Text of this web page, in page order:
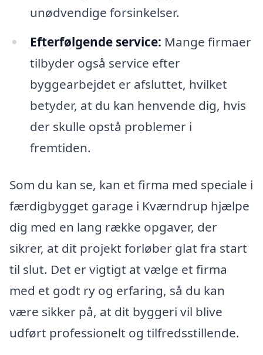
unødvendige forsinkelser.
Efterfølgende service: Mange firmaer
tilbyder også service efter
byggearbejdet er afsluttet, hvilket
betyder, at du kan henvende dig, hvis
der skulle opstå problemer i
fremtiden.
Som du kan se, kan et firma med speciale i
færdigbygget garage i Kværndrup hjælpe
dig med en lang række opgaver, der
sikrer, at dit projekt forløber glat fra start
til slut. Det er vigtigt at vælge et firma
med et godt ry og erfaring, så du kan
være sikker på, at dit byggeri vil blive
udført professionelt og tilfredsstillende.